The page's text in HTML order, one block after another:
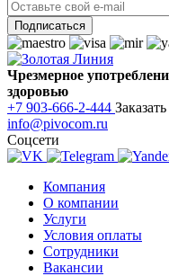
Чрезмерное
здоровью
+7 903-666-2-444
info@pivocom.ru
Соцсети
Компания
О компании
Услуги
Условия оплаты
Сотрудники
Вакансии